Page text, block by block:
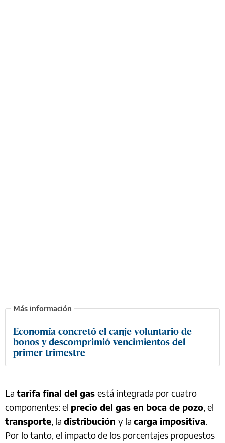
Economía concretó el canje voluntario de
bonos y descomprimió vencimientos del
primer trimestre
La tarifa final del gas está integrada por cuatro
componentes: el precio del gas en boca de pozo, el
transporte, la distribución y la carga impositiva.
Por lo tanto, el impacto de los porcentajes propuestos